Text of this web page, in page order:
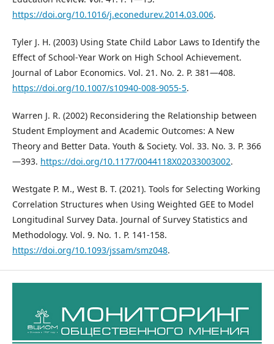
https://doi.org/10.1016/j.econedurev.2014.03.006.
Tyler J. H. (2003) Using State Child Labor Laws to Identify the
Effect of School-Year Work on High School Achievement.
Journal of Labor Economics. Vol. 21. No. 2. P. 381—408.
https://doi.org/10.1007/s10940-008-9055-5.
Warren J. R. (2002) Reconsidering the Relationship between
Student Employment and Academic Outcomes: A New
Theory and Better Data. Youth & Society. Vol. 33. No. 3. P. 366
—393. https://doi.org/10.1177/0044118X02033003002.
Westgate P. M., West B. T. (2021). Tools for Selecting Working
Correlation Structures when Using Weighted GEE to Model
Longitudinal Survey Data. Journal of Survey Statistics and
Methodology. Vol. 9. No. 1. P. 141-158.
https://doi.org/10.1093/jssam/smz048.